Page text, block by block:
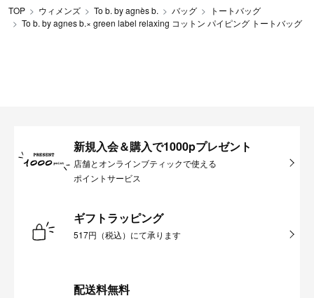
TOP ウィメンズ To b. by agnès b. バッグ
トートバッグ
To b. by agnes b.× green label relaxing コットン パイピング トートバッグ
新規入会＆購入で1000pプレゼント
店舗とオンラインブティックで使える
ポイントサービス
ギフトラッピング
517円（税込）にて承ります
配送料無料